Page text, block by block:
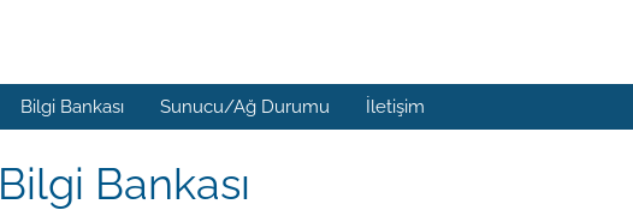
Bilgi Bankası Sunucu/Ağ Durumu İletişim
Bilgi Bankası